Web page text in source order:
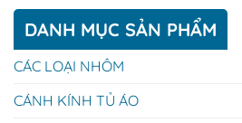
DANH MỤC SẢN PHẨM
CÁC LOẠI NHÔM
CÁNH KÍNH TỦ ÁO